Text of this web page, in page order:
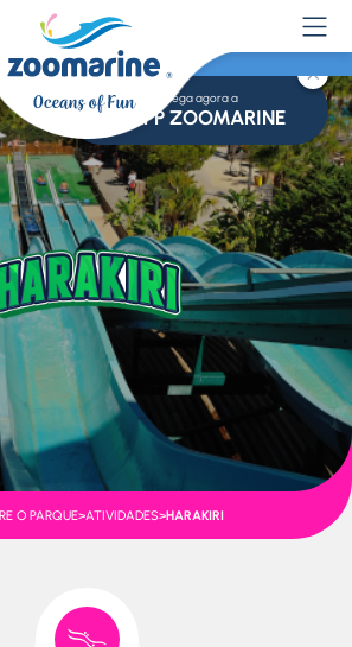
Descarrega agora a
APP ZOOMARINE
O PARQUE>ATIVIDADES>HARAKIRI